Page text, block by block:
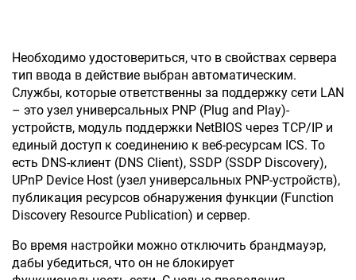
Необходимо удостовериться, что в свойствах сервера
тип ввода в действие выбран автоматическим.
Службы, которые ответственны за поддержку сети LAN
– это узел универсальных PNP (Plug and Play)-
устройств, модуль поддержки NetBIOS через TCP/IP и
единый доступ к соединению к веб-ресурсам ICS. То
есть DNS-клиент (DNS Client), SSDP (SSDP Discovery),
UPnP Device Host (узел универсальных PNP-устройств),
публикация ресурсов обнаружения функции (Function
Discovery Resource Publication) и сервер.
Во время настройки можно отключить брандмауэр,
дабы убедиться, что он не блокирует